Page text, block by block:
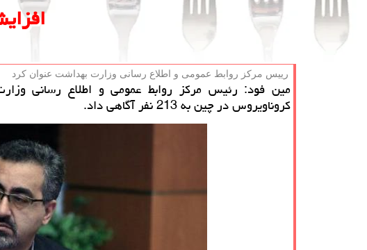
رییس مركز روابط عمومی و اطلاع رسانی وزارت بهداشت عنوان كرد
مین فود: رئیس مركز روابط عمومی و اطلاع رسانی
كروناویروس در چین به 213 نفر آگاهی داد.